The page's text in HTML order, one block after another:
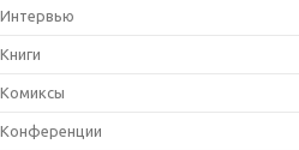
Интервью
Книги
Комиксы
Конференции